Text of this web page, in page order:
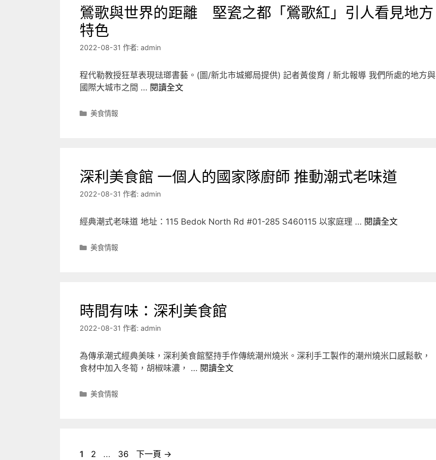
鶯歌與世界的距離 堅瓷之都「鶯歌紅」引人看見地方
特色
2022-08-31 作者: admin
程代勒教授狂草表現琺瑯書藝。(圖/新北市城鄉局提供) 記者黃俊育 / 新北報導 我們所處的地方與
國際大城市之間 … 閱讀全文
分
美食情報
深利美食館 一個人的國家隊廚師 推動潮式老味道
2022-08-31 作者: admin
經典潮式老味道 地址：115 Bedok North Rd #01-285 S460115 以家庭理 … 閱讀全文
分
美食情報
時間有味：深利美食館
2022-08-31 作者: admin
為傳承潮式經典美味，深利美食館堅持手作傳統潮州燒米。深利手工製作的潮州燒米口感鬆軟，
食材中加入冬筍，胡椒味濃， … 閱讀全文
分
美食情報
頁
1 頁
2 ... 頁
36 下一頁 →